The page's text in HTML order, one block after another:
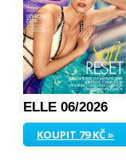
ELLE 06/2026
KOUPIT 79 KČ »